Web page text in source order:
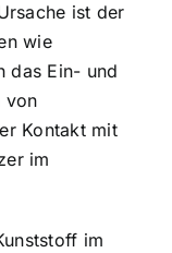
ist der
wie
das Ein- und
von
Kontakt mit
im
im